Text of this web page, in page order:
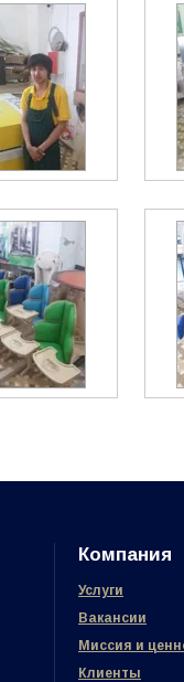
Компания
Услуги
Вакансии
Миссия и
Клиенты